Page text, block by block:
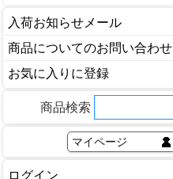
入荷お知らせメール
商品についてのお問い合わせ
お気に入りに登録
商品検索
マイページ
ログイン